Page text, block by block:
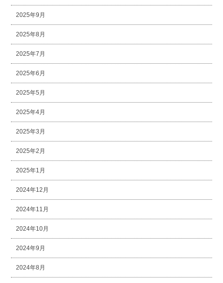
2025年9月
2025年8月
2025年7月
2025年6月
2025年5月
2025年4月
2025年3月
2025年2月
2025年1月
2024年12月
2024年11月
2024年10月
2024年9月
2024年8月